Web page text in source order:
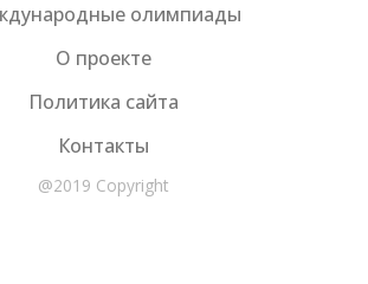
олимпиады
О проекте
Политика сайта
Контакты
@2019 Copyright